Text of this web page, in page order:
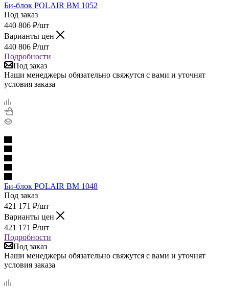
Би-блок POLAIR BM 1052
Под заказ
440 806 ₽/шт
Варианты цен
440 806 ₽/шт
Подробности
Под заказ
Наши менеджеры обязательно свяжутся с вами и уточнят
условия заказа
Би-блок POLAIR BM 1048
Под заказ
421 171 ₽/шт
Варианты цен
421 171 ₽/шт
Подробности
Под заказ
Наши менеджеры обязательно свяжутся с вами и уточнят
условия заказа